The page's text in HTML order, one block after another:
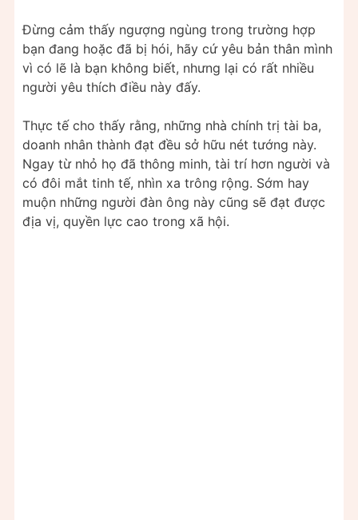
Đừng cảm thấy ngượng ngùng trong trường hợp
bạn đang hoặc đã bị hói, hãy cứ yêu bản thân mình
vì có lẽ là bạn không biết, nhưng lại có rất nhiều
người yêu thích điều này đấy.
Thực tế cho thấy rằng, những nhà chính trị tài ba,
doanh nhân thành đạt đều sở hữu nét tướng này.
Ngay từ nhỏ họ đã thông minh, tài trí hơn người và
có đôi mắt tinh tế, nhìn xa trông rộng. Sớm hay
muộn những người đàn ông này cũng sẽ đạt được
địa vị, quyền lực cao trong xã hội.